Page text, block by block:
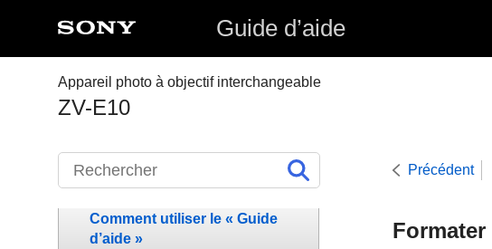
Guide d’aide
Appareil photo à objectif interchangeable
ZV-E10
Précédent
Formater
Comment utiliser le « Guide
d’aide »